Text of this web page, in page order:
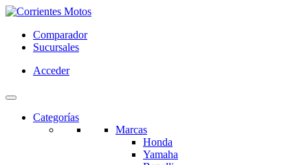
Comparador
Sucursales
Acceder
Categorías
Marcas
Honda
Yamaha